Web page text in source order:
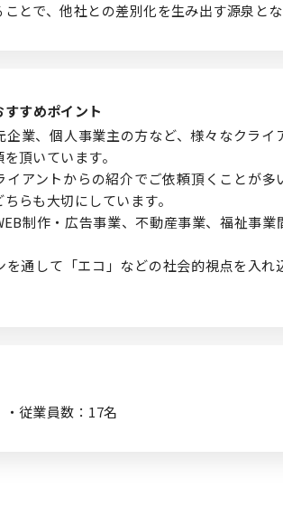
とで、他社との差別化を生み出す源泉とな
すめポイント
企業、個人事業主の方など、様々なクラ
頂いています。
イアントからの紹介でご依頼頂くことが
らも大切にしています。
制作・広告事業、不動産事業、福祉事
を通して「エコ」などの社会的視点を入
従業員数：17名